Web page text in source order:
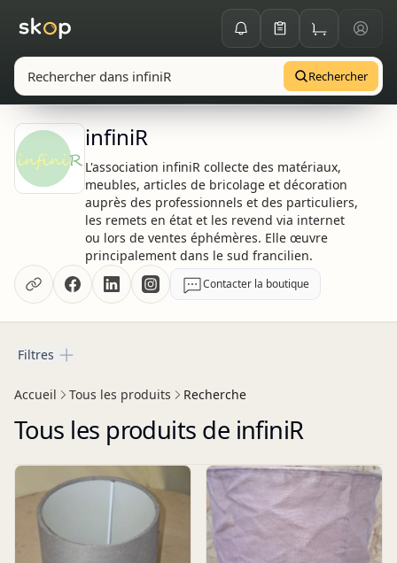
Rechercher
infiniR
L'association infiniR collecte des matériaux,
meubles, articles de bricolage et décoration
auprès des professionnels et des particuliers,
les remets en état et les revend via internet
ou lors de ventes éphémères. Elle œuvre
principalement dans le sud francilien.
Contacter la boutique
Filtres
Filtres
Accueil Tous les produits Recherche
Tous les produits de infiniR